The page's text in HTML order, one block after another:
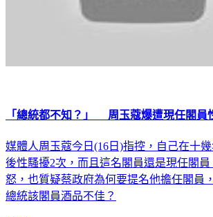
「總統都不知？」 周玉蔻爆遭現任閣員
媒體人周玉蔻今日(16日)指控，自己在十
後性騷擾2次，而且這名閣員還是現任閣
怒，也質疑蔡政府為何要提名他擔任閣員
總統該閣員酒品不佳？